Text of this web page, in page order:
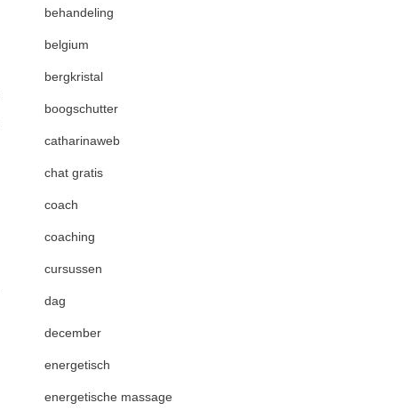
behandeling
belgium
bergkristal
boogschutter
catharinaweb
chat gratis
coach
coaching
cursussen
dag
december
energetisch
energetische massage